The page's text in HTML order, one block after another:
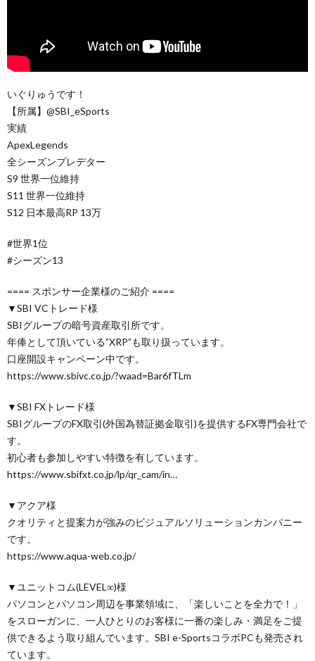
いぐりゅうです！
【所属】@SBI_eSports
実績
ApexLegends
全シーズンプレデター
S9 世界一位維持
S11 世界一位維持
S12 日本最高RP 13万
#世界1位
#シーズン13
==== スポンサー企業様のご紹介 ====
▼SBI VCトレード様
SBIグループの暗号資産取引所です。
年俸として頂いている”XRP”も取り扱っています。
口座開設キャンペーン中です。
https://www.sbivc.co.jp/?waad=Bar6fTLm
▼SBI FXトレード様
SBIグループのFX取引(外国為替証拠金取引)を提供するFX専門会社で
す。
初心者も参加しやすい特徴を有しています。
https://www.sbifxt.co.jp/lp/qr_cam/in…
▼アクア様
クオリティと提案力が強みのビジュアルソリューションカンパニー
です。
https://www.aqua-web.co.jp/
▼ユニットコム(LEVEL∞)様
パソコンとパソコン周辺を事業領域に、「楽しいことを全力で！」
をスローガンに、一人ひとりのお客様に一番の楽しみ・満足をご提
供できるよう取り組んでいます。SBI e-SportsコラボPCも発売され
ています。